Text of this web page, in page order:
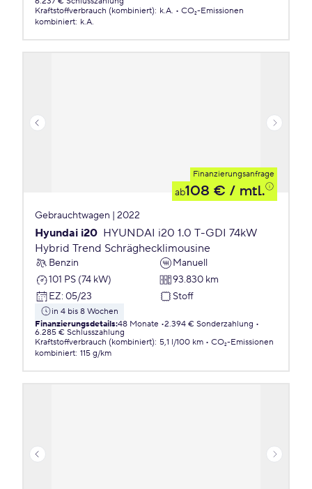
Kraftstoffverbrauch (kombiniert): k.A.
CO₂-Emissionen
kombiniert: k.A.
Finanzierungsanfrage
ab108 € / mtl.
Gebrauchtwagen | 2022
Hyundai i20 HYUNDAI i20 1.0 T-GDI 74kW
Hybrid Trend Schräghecklimousine
Benzin
Manuell
101 PS (74 kW)
93.830 km
EZ: 05/23 Stoff
in 4 bis 8 Wochen
Finanzierungsdetails:48 Monate 2.394 € Sonderzahlung
6.285 € Schlusszahlung
Kraftstoffverbrauch (kombiniert): 5,1 l/100 km
CO₂-Emissionen
kombiniert: 115 g/km